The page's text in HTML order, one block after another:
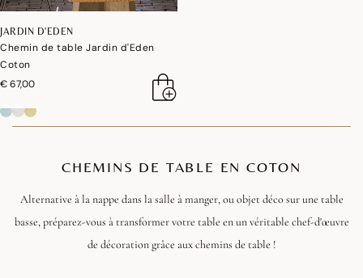
JARDIN D'EDEN
Chemin de table Jardin d'Eden
Coton
€ 67,00
CHEMINS DE TABLE EN COTON
Alternative à la nappe dans la salle à manger, ou objet déco sur une table
basse, préparez-vous à transformer votre table en un véritable chef-d'œuvre
de décoration grâce aux chemins de table !